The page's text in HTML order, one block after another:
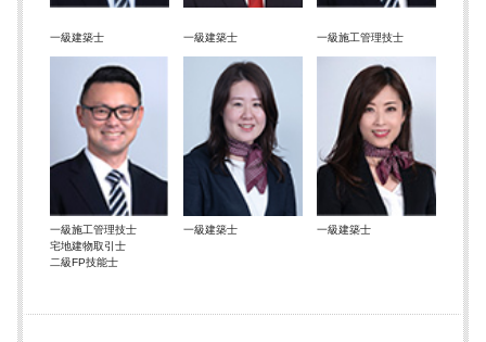
一級建築士 一級建築士 一級施工管理技士
一級施工管理技士
宅地建物取引士
二級FP技能士
一級建築士 一級建築士